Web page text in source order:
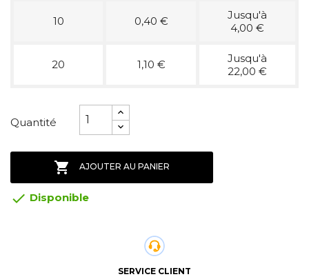
10 0,40 €
Jusqu'à
4,00 €
20 1,10 €
Jusqu'à
22,00 €
Quantité
 AJOUTER AU PANIER
 Disponible
SERVICE CLIENT